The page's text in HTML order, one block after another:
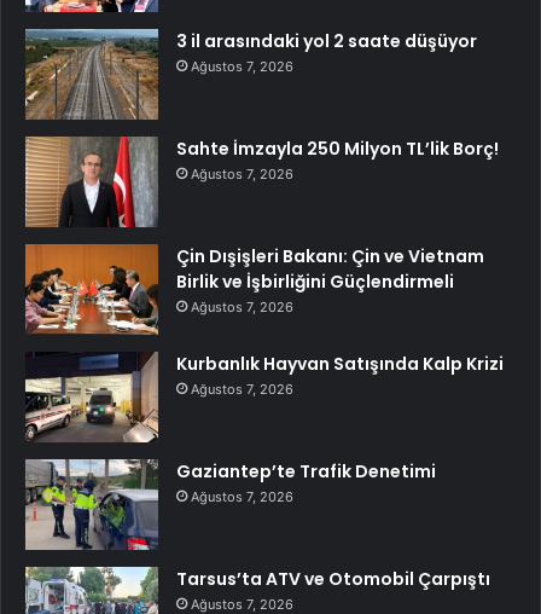
3 il arasındaki yol 2 saate düşüyor
Ağustos 7, 2026
Sahte İmzayla 250 Milyon TL’lik Borç!
Ağustos 7, 2026
Çin Dışişleri Bakanı: Çin ve Vietnam
Birlik ve İşbirliğini Güçlendirmeli
Ağustos 7, 2026
Kurbanlık Hayvan Satışında Kalp Krizi
Ağustos 7, 2026
Gaziantep’te Trafik Denetimi
Ağustos 7, 2026
Tarsus’ta ATV ve Otomobil Çarpıştı
Ağustos 7, 2026